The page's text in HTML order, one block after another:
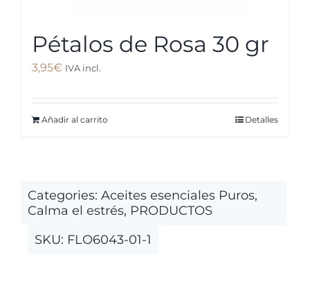
Pétalos de Rosa 30 gr
3,95€ IVA incl.
Añadir al carrito Detalles
Categories: Aceites esenciales Puros,
Calma el estrés, PRODUCTOS
SKU: FLO6043-01-1